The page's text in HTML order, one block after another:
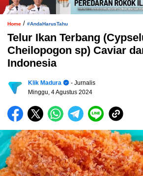
Home / #AndaHarusTahu
Telur Ikan Terbang
Cheilopogon sp) Caviar
Indonesia
Klik Madura
- Jurnalis
Minggu, 4 Agustus 2024